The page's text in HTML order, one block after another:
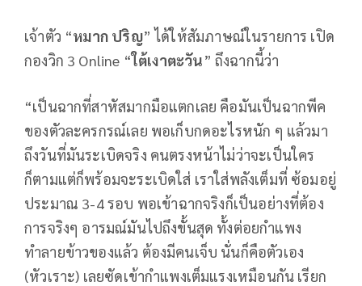
เจ้าตัว “หมาก ปริญ” ได้ให้สัมภาษณ์ในรายการ เปิด
กองวิก 3 Online “ใต้เงาตะวัน” ถึงฉากนี้ว่า
“เป็นฉากที่สาหัสมากมือแตกเลย คือมันเป็นฉากพีค
ของตัวละครกรณ์เลย พอเก็บกดอะไรหนัก ๆ แล้วมา
ถึงวันที่มันระเบิดจริง คนตรงหน้าไม่ว่าจะเป็นใคร
ก็ตามแต่ก็พร้อมจะระเบิดใส่ เราใส่พลังเต็มที่ ซ้อมอยู่
ประมาณ 3-4 รอบ พอเข้าฉากจริงก็เป็นอย่างที่ต้อง
การจริงๆ อารมณ์มันไปถึงขั้นสุด ทั้งต่อยกำแพง
ทำลายข้าวของแล้ว ต้องมีคนเจ็บ นั่นก็คือตัวเอง
(หัวเราะ) เลยซัดเข้ากำแพงเต็มแรงเหมือนกัน เรียก